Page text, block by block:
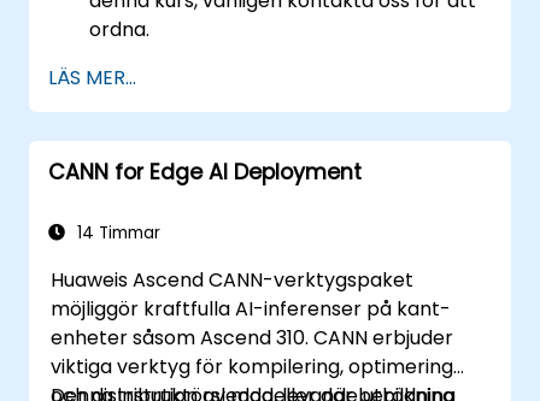
ordna.
LÄS MER...
CANN for Edge AI Deployment
14 Timmar
Huaweis Ascend CANN-verktygspaket
möjliggör kraftfulla AI-inferenser på kant-
enheter såsom Ascend 310. CANN erbjuder
viktiga verktyg för kompilering, optimering
och distribution av modeller där beräkning
Denna instruktörsledda, levande utbildning